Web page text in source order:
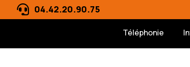
04.42.20.90.75
Téléphonie